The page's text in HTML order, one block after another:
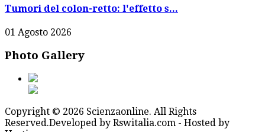
Tumori del colon-retto: l'effetto s...
01 Agosto 2026
Photo Gallery
Copyright © 2026 Scienzaonline. All Rights
Reserved.Developed by Rswitalia.com - Hosted by